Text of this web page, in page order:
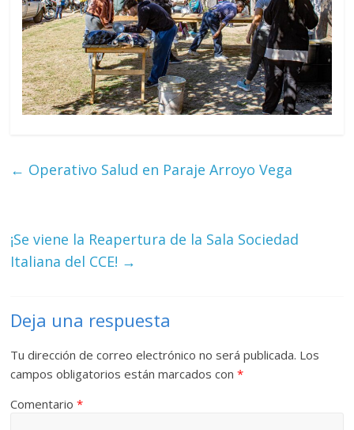
← Operativo Salud en Paraje Arroyo Vega
¡Se viene la Reapertura de la Sala Sociedad
Italiana del CCE! →
Deja una respuesta
Tu dirección de correo electrónico no será publicada. Los
campos obligatorios están marcados con*
Comentario*